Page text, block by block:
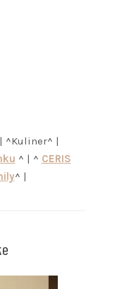
^Kuliner^ |
^ | ^ CERIS
^ |